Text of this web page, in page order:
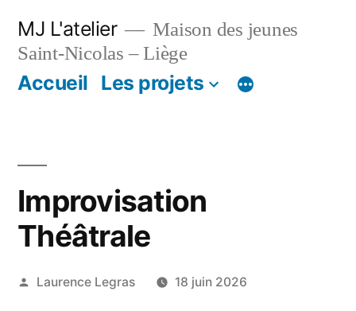
contenu
MJ L'atelier
Maison des jeunes
Saint-Nicolas – Liège
Accueil Les projets
Improvisation
Théâtrale
Publié
Laurence Legras 18 juin 2026